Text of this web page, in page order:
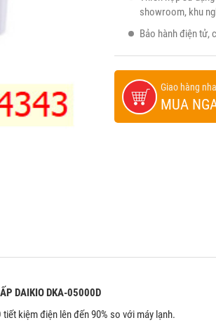
showroom, khu
Bảo hành điện tử,
Giao hàng
MUA
DAIKIO DKA-05000D
kiệm điện lên đến 90% so với máy lạnh.